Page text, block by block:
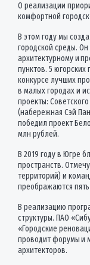
О реализации
комфортной
В этом году мы
городской среды.
архитектурному и
пунктов. 5
конкурсе лучших
в малых городах и
проекты:
(набережная Сэй
победил проект
млн рублей.
В 2019 году в Югре
пространств.
территорий) и
преображаются
В реализацию
структуры. ПАО
«Городские
проводит форумы и
архитекторов.